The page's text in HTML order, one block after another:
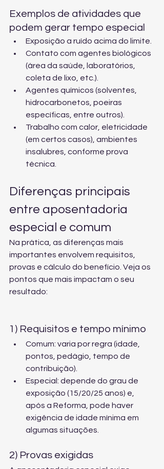
Exemplos de atividades que
podem gerar tempo especial
Exposição a ruído acima do limite.
Contato com agentes biológicos
(área da saúde, laboratórios,
coleta de lixo, etc.).
Agentes químicos (solventes,
hidrocarbonetos, poeiras
específicas, entre outros).
Trabalho com calor, eletricidade
(em certos casos), ambientes
insalubres, conforme prova
técnica.
Diferenças principais
entre aposentadoria
especial e comum
Na prática, as diferenças mais
importantes envolvem requisitos,
provas e cálculo do benefício. Veja os
pontos que mais impactam o seu
resultado:
1) Requisitos e tempo mínimo
Comum: varia por regra (idade,
pontos, pedágio, tempo de
contribuição).
Especial: depende do grau de
exposição (15/20/25 anos) e,
após a Reforma, pode haver
exigência de idade mínima em
algumas situações.
2) Provas exigidas